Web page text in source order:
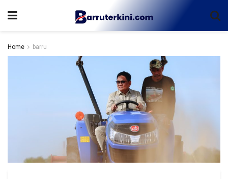
Home barru